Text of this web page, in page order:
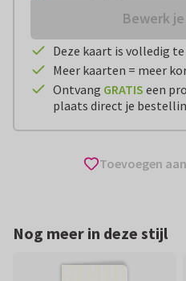
Bewerk
Deze kaart is volledig
Meer kaarten = meer
Ontvang GRATIS een
plaats direct je
Toevoegen
Nog meer in deze stijl